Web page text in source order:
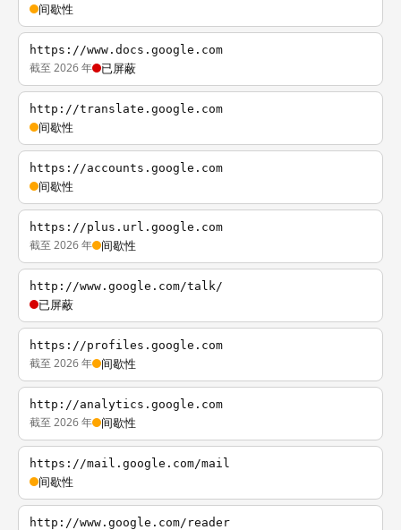
间歇性
https://www.docs.google.com
截至 2026 年 已屏蔽
http://translate.google.com
间歇性
https://accounts.google.com
间歇性
https://plus.url.google.com
截至 2026 年 间歇性
http://www.google.com/talk/
已屏蔽
https://profiles.google.com
截至 2026 年 间歇性
http://analytics.google.com
截至 2026 年 间歇性
https://mail.google.com/mail
间歇性
http://www.google.com/reader